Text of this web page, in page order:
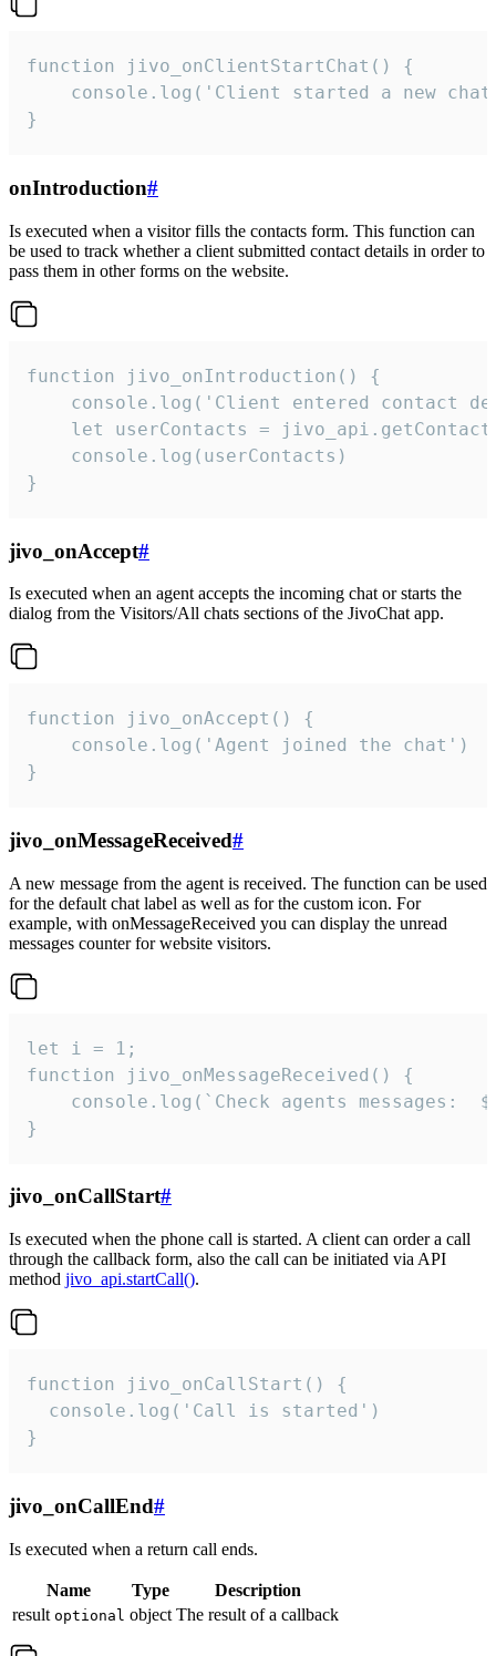
function jivo_onClientStartChat() {
console.log('Client started a new
}
onIntroduction#
Is executed when a visitor fills the contacts form. This function can
be used to track whether a client submitted contact details in order to
pass them in other forms on the website.
function jivo_onIntroduction() {
console.log('Client entered contact
let userContacts =
    console.log(userContacts)
}
jivo_onAccept#
Is executed when an agent accepts the incoming chat or starts the
dialog from the Visitors/All chats sections of the JivoChat app.
function jivo_onAccept() {
}
jivo_onMessageReceived#
A new message from the agent is received. The function can be used
for the default chat label as well as for the custom icon. For
example, with onMessageReceived you can display the unread
messages counter for website visitors.
let i = 1;
function jivo_onMessageReceived() {
}
jivo_onCallStart#
Is executed when the phone call is started. A client can order a call
through the callback form, also the call can be initiated via API
method jivo_api.startCall().
function jivo_onCallStart() {
  console.log('Call is started')
}
jivo_onCallEnd#
Is executed when a return call ends.
Name Type
Description
result optional object The result of a callback